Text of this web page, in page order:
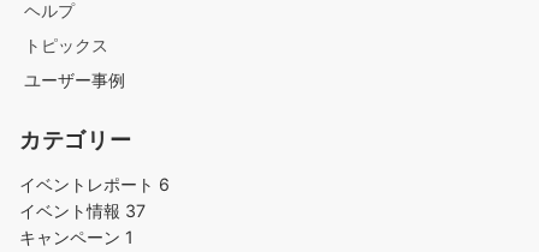
ヘルプ
トピックス
ユーザー事例
カテゴリー
イベントレポート 6
イベント情報 37
キャンペーン 1